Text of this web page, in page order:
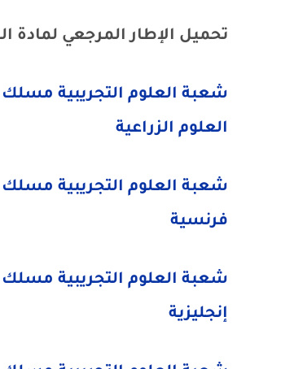
تحميل الإطار المرجعي لمادة
شعبة العلوم التجريبية
العلوم الزراعية
​شعبة العلوم التجريبية مسلك
فرنسية
​شعبة العلوم التجريبية مسلك
إنجليزية